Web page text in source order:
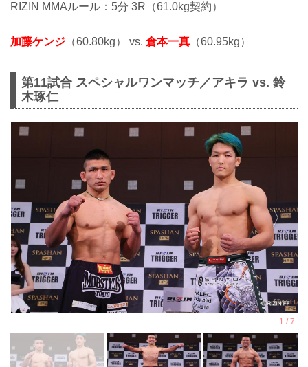
RIZIN MMAルール：5分 3R（61.0kg契約）
加藤ケンジ （60.80kg） vs. 倉本一真 （60.95kg）
第11試合 スペシャルワンマッチ／アキラ vs. 鈴
木琢仁